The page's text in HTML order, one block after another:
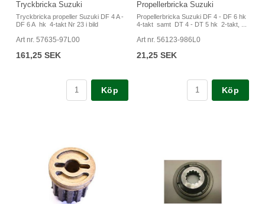
Tryckbricka Suzuki
Tryckbricka propeller Suzuki DF 4 A -
DF 6 A hk 4-takt Nr 23 i bild
Art nr. 57635-97L00
161,25 SEK
Köp
Propellerbricka Suzuki
Propellerbricka Suzuki DF 4 - DF 6 hk
4-takt samt DT 4 - DT 5 hk 2-takt, ...
Art nr. 56123-986L0
21,25 SEK
Köp